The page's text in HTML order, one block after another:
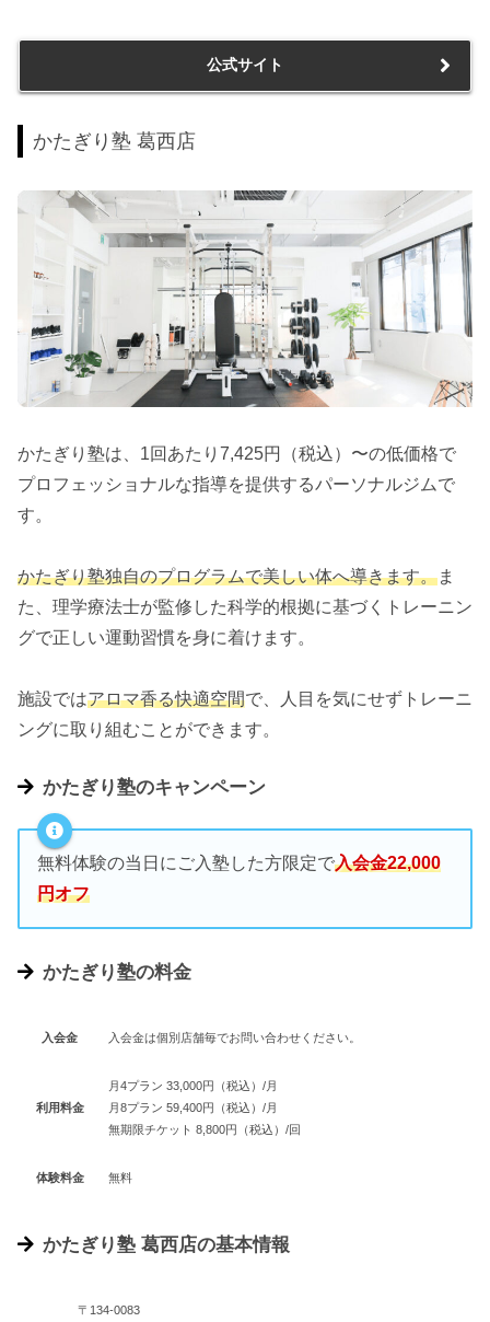
公式サイト
かたぎり塾 葛西店
かたぎり塾は、1回あたり7,425円（税込）〜の低価格で
プロフェッショナルな指導を提供するパーソナルジムで
す。
かたぎり塾独自のプログラムで美しい体へ導きます。ま
た、理学療法士が監修した科学的根拠に基づくトレーニン
グで正しい運動習慣を身に着けます。
施設ではアロマ香る快適空間で、人目を気にせずトレーニ
ングに取り組むことができます。
かたぎり塾のキャンペーン
無料体験の当日にご入塾した方限定で入会金22,000
円オフ
かたぎり塾の料金
入会金 入会金は個別店舗毎でお問い合わせください。
利用料金
月4プラン 33,000円（税込）/月
月8プラン 59,400円（税込）/月
無期限チケット 8,800円（税込）/回
体験料金 無料
かたぎり塾 葛西店の基本情報
〒134-0083